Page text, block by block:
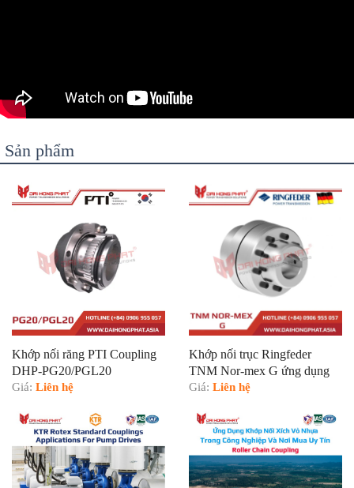
Sản phẩm
Khớp nối răng PTI Coupling
DHP-PG20/PGL20
Giá: Liên hệ
Khớp nối trục Ringfeder
TNM Nor-mex G ứng dụng
trong nhà máy nước giải khát
Giá: Liên hệ